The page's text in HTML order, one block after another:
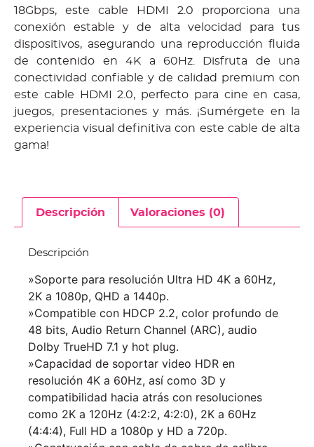
18Gbps, este cable HDMI 2.0 proporciona una
conexión estable y de alta velocidad para tus
dispositivos, asegurando una reproducción fluida
de contenido en 4K a 60Hz. Disfruta de una
conectividad confiable y de calidad premium con
este cable HDMI 2.0, perfecto para cine en casa,
juegos, presentaciones y más. ¡Sumérgete en la
experiencia visual definitiva con este cable de alta
gama!
Descripción Valoraciones (0)
Descripción
»Soporte para resolución Ultra HD 4K a 60Hz,
2K a 1080p, QHD a 1440p.
»Compatible con HDCP 2.2, color profundo de
48 bits, Audio Return Channel (ARC), audio
Dolby TrueHD 7.1 y hot plug.
»Capacidad de soportar video HDR en
resolución 4K a 60Hz, así como 3D y
compatibilidad hacia atrás con resoluciones
como 2K a 120Hz (4:2:2, 4:2:0), 2K a 60Hz
(4:4:4), Full HD a 1080p y HD a 720p.